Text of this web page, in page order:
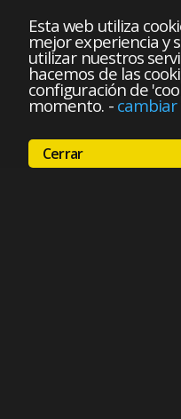
Esta web utiliza
mejor experiencia y
utilizar nuestros
hacemos de las
configuración de
momento. -
Cerrar